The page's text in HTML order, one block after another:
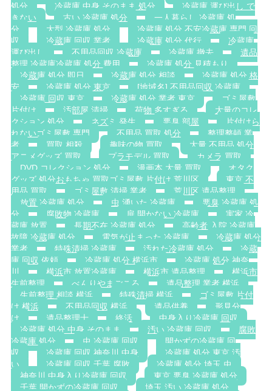
処分
冷蔵庫 中身 そのまま 処分
冷蔵庫 運び出し で
きない
古い 冷蔵庫 処分
一人暮らし 冷蔵庫 処
分
大型 冷蔵庫 処分
冷蔵庫 処分 不安冷蔵庫 専門 回
収
冷蔵庫 回収 業者 冷蔵庫 処分 代行
冷蔵庫
運び出し
不用品回収 冷蔵庫 冷蔵庫 撤去
遺品
整理 冷蔵庫冷蔵庫 処分 費用
冷蔵庫 処分 見積もり
冷蔵庫 処分 即日
冷蔵庫 処分 相談
冷蔵庫 処分 格
安
冷蔵庫 処分 東京
[地域名] 不用品回収 冷蔵庫
冷蔵庫 回収 東京
冷蔵庫 処分 業者 東京
ゴミ屋敷
片付け
汚部屋 清掃 荷物 多すぎる
大量のコレ
クション 処分
ネズミ 発生 悪臭 部屋
片付けら
れないゴミ屋敷 専門
不用品 買取 処分
整理整頓 業
者
買取 相殺 趣味の物 買取
大量 不用品 処分
アニメグッズ 買取
プラモデル 買取
カメラ 買取
DVD コレクション 処分
漫画本 大量 買取
オタク
グッズ 処分おもちゃ 買取ゴミ屋敷 片付け 荒川区
東京 不
用品 買取
ゴミ屋敷 清掃 業者
荒川区 遺品整理
放置 冷蔵庫 処分
虫 湧いた 冷蔵庫
悪臭 冷蔵庫 処
分
腐敗物 冷蔵庫 扉 開かない 冷蔵庫
実家 冷
蔵庫 放置
長期不在 冷蔵庫 処分
高齢者 入院 冷蔵庫
故障 冷蔵庫 処分
電気が止まった 冷蔵庫
冷蔵庫 処分
業者
特殊清掃 冷蔵庫 汚れた冷蔵庫 処分
冷蔵
庫 回収 依頼
冷蔵庫 処分 横浜市
冷蔵庫 処分 神奈
川
横浜市 放置冷蔵庫 横浜市 遺品整理
横浜市
生前整理
べんりやまごころ
遺品整理 業者 横浜
生前整理 相談 横浜
特殊清掃 横浜
ゴミ屋敷 片付
け 横浜
不用品回収 横浜 遺品供養
形見分
け
遺品整理士 終活
中身入り冷蔵庫 回収
冷蔵庫 処分 中身 そのまま
汚い 冷蔵庫 回収
腐敗
冷蔵庫 処分
虫 冷蔵庫 回収
開かずの冷蔵庫 回
収
冷蔵庫 回収 神奈川 中身
冷蔵庫 処分 東京 汚
い
冷蔵庫 回収 千葉 腐敗
冷蔵庫 処分 埼玉 虫
神奈川 中身入り冷蔵庫 回収
東京 悪臭 冷蔵庫 処分
千葉 開かずの冷蔵庫 回収
埼玉 汚い 冷蔵庫 処分